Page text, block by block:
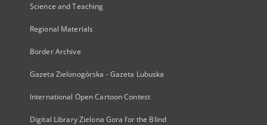
Science and Teaching
Regional Materials
Border Archive
Gazeta Zielonogórska - Gazeta Lubuska
International Open Cartoon Contest
Digital Library Zielona Gora for the Blind